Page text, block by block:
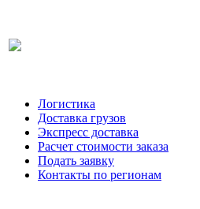
Логистика
Доставка грузов
Экспресс доставка
Расчет стоимости заказа
Подать заявку
Контакты по регионам